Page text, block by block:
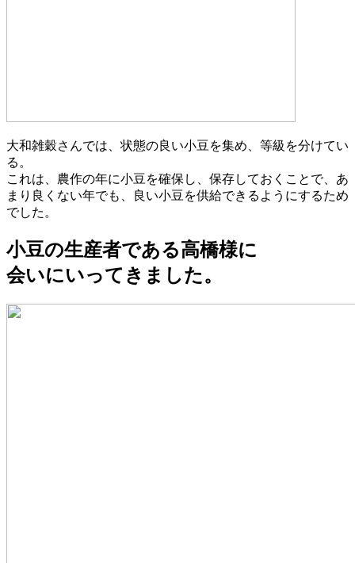
大和雑穀さんでは、状態の良い小豆を集め、等級を分けてい
る。
これは、農作の年に小豆を確保し、保存しておくことで、あ
まり良くない年でも、良い小豆を供給できるようにするため
でした。
小豆の生産者である高橋様に
会いにいってきました。